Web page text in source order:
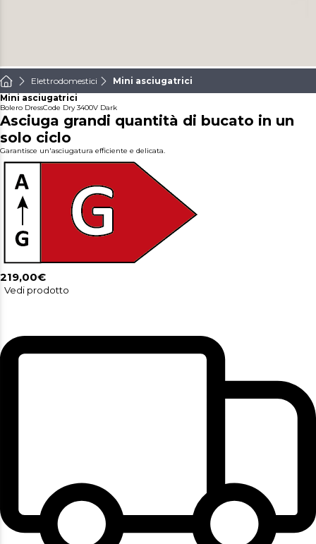
Elettrodomestici Mini asciugatrici
Mini asciugatrici
Bolero DressCode Dry 3400V Dark
Asciuga grandi quantità di bucato in un
solo ciclo
Garantisce un'asciugatura efficiente e delicata.
219,00€
Vedi prodotto